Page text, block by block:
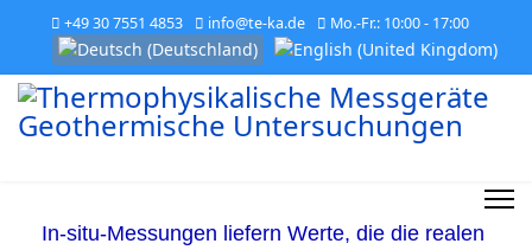
+49 30 7551 4853 info@te-ka.de Mo.-Fr.: 10:00 - 17:00
Sprache auswählen
In-situ-Messungen liefern Werte, die die realen